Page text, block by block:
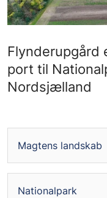
Flynderupgård
port til
Nordsjælland
Magtens landskab
Nationalpark